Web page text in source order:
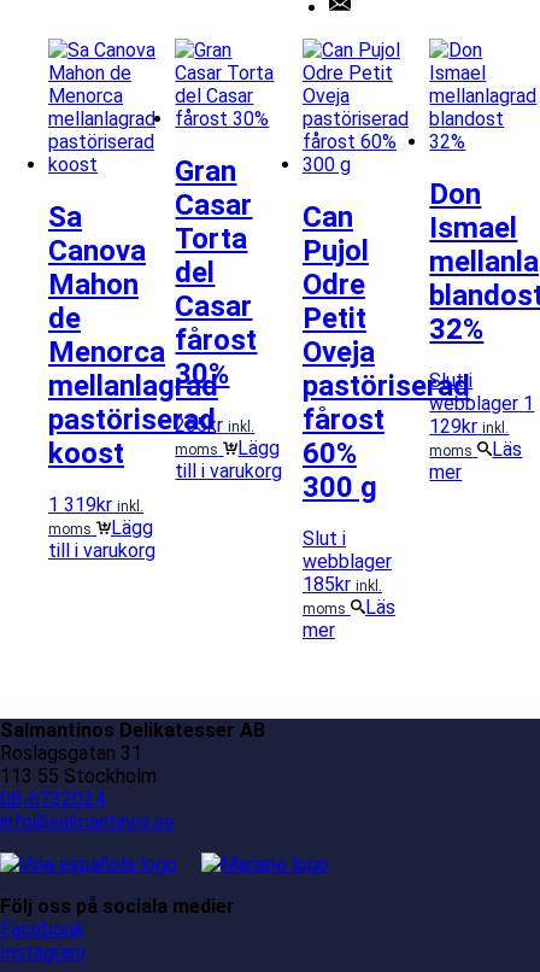
Sa
Canova
Mahon
de
Menorca
mellanlagrad
pastöriserad
koost
1 319kr inkl.
moms
Lägg
till i varukorg
Gran
Casar
Torta
del
Casar
fårost
30%
265kr inkl.
moms
Lägg
till i varukorg
Can
Pujol
Odre
Petit
Oveja
pastöriserad
fårost
60%
300 g
Slut i
webblager
185kr inkl.
moms
Läs
mer
Don
Ismael
32%
Slut i
webblager 1
129kr inkl.
moms
Läs
mer
Salmantinos Delikatesser AB
Roslagsgatan 31
113 55 Stockholm
08-6732024
info@salmantinos.se
Följ oss på sociala medier
Facebook
Instagram